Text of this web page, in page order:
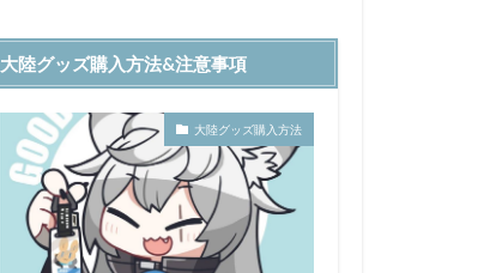
大陸グッズ購入方法&注意事項
大陸グッズ購入方法